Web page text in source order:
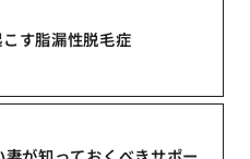
す脂漏性脱毛症